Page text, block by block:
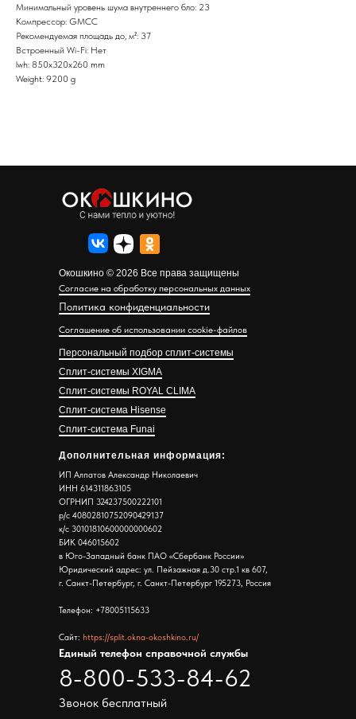
Минимальный уровень шума внутреннего бло: 23
Компрессор: GMCC
Рекомендуемая площадь до, м²: 37
Встроенный Wi-Fi: Нет
lwh: 850x320x260 mm
Weight: 9200 g
Дополнительная информация:
Персональный подбор сплит-системы
Сплит-системы XIGMA
Сплит-системы ROYAL CLIMA
Сплит-система Hisense
Сплит-система Funai
Окошкино © 2026 Все права защищены
ИП Алпатов Александр Николаевич
ИНН 614311863105
ОГРНИП 324237500222101
р/с 40802810752090429137
к/с 30101810600000000602
БИК 046015602
в Юго-Западный банк ПАО «Сбербанк России»
Юридический адрес: ул. Пейзажная д.30 стр.1 кв 607,
г. Санкт-Петербург, г. Санкт-Петербург 195273, Россия
Телефон: +78005115633
Сайт: https://split.okna-okoshkino.ru/
Согласие на обработку персональных данных
Политика конфиденциальности
Соглашение об использовании cookie-файлов
Единый телефон справочной службы
8-800-533-84-62
Звонок бесплатный